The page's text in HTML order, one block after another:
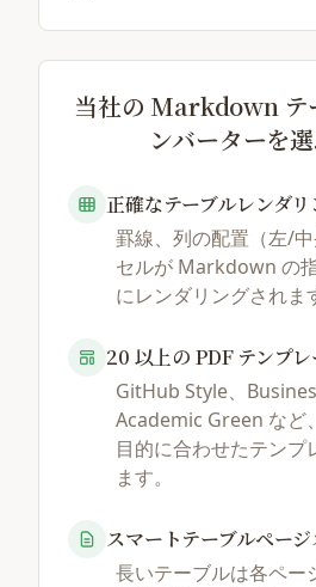
当社の Markdown テ
ンバーターを
正確なテーブルレンダ
罫線、列の配置（左/
セルが Markdown の
にレンダリングされま
20 以上の PDF テンプレ
GitHub Style、
Academic Green など
目的に合わせたテンプ
ます。
スマートテーブルペー
長いテーブルは各ペー